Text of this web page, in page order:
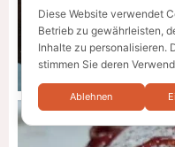
Diese Website verwendet
Betrieb zu gewährleisten,
Inhalte zu personalisieren.
stimmen Sie deren
Ablehnen